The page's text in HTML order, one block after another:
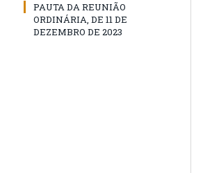
PAUTA DA REUNIÃO
ORDINÁRIA, DE 11 DE
DEZEMBRO DE 2023